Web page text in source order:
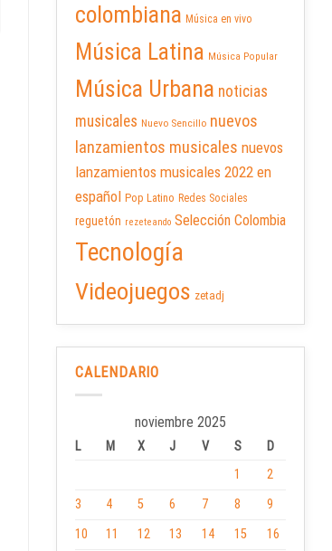
colombiana Música en vivo
Música Latina Música Popular
Música Urbana noticias
musicales Nuevo Sencillo nuevos
lanzamientos musicales nuevos
lanzamientos musicales 2022 en
español Pop Latino Redes Sociales
reguetón rezeteando Selección Colombia
Tecnología
Videojuegos zetadj
CALENDARIO
noviembre 2025
L M X J V S
D
1
2
3
4 5 6 7 8
9
10
11 12 13 14 15
16